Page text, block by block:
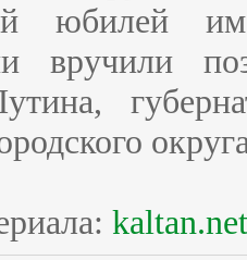
юбилей
вручили
kaltan.net